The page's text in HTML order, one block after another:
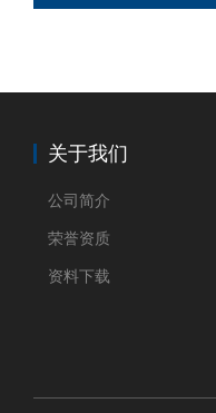
关于我们
公司简介
荣誉资质
资料下载